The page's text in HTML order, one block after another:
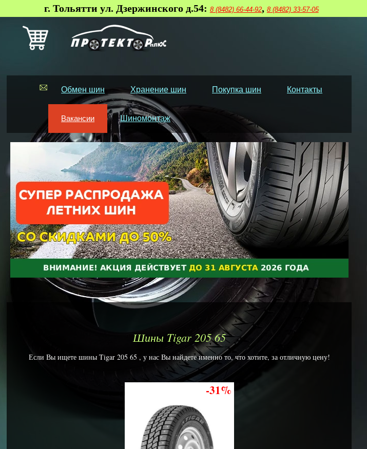
г. Тольятти ул. Дзержинского д.54: 8 (8482) 66-44-92, 8 (8482) 33-57-05
Обмен шин Хранение шин Покупка шин Контакты
Вакансии Шиномонтаж
Шины Tigar 205 65
Если Вы ищете шины Tigar 205 65 , у нас Вы найдете именно то, что хотите, за отличную цену!
-31%